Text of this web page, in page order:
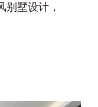
别墅设计，